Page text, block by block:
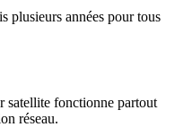
plusieurs années pour tous
satellite fonctionne partout
réseau.